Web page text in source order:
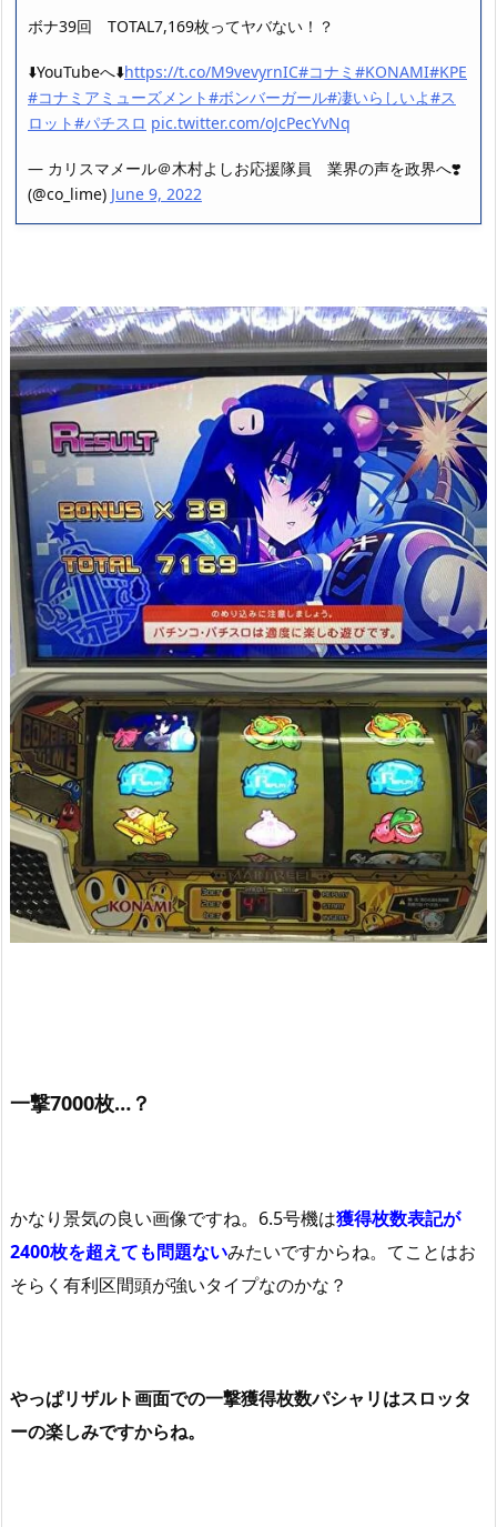
ボナ39回 TOTAL7,169枚ってヤバない！？
⬇️YouTubeへ⬇️https://t.co/M9vevyrnIC#コナミ #KONAMI#KPE
#コナミアミューズメント#ボンバーガール#凄いらしいよ#ス
ロット#パチスロ pic.twitter.com/oJcPecYvNq
— カリスマメール＠木村よしお応援隊員 業界の声を政界へ❣️
(@co_lime) June 9, 2022
一撃7000枚…？
かなり景気の良い画像ですね。6.5号機は獲得枚数表記が
2400枚を超えても問題ないみたいですからね。てことはお
そらく有利区間頭が強いタイプなのかな？
やっぱリザルト画面での一撃獲得枚数パシャリはスロッタ
ーの楽しみですからね。